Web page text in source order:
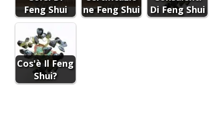
Feng Shui
ne Feng Shui
Di Feng Shui
Cos'è Il Feng
Shui?